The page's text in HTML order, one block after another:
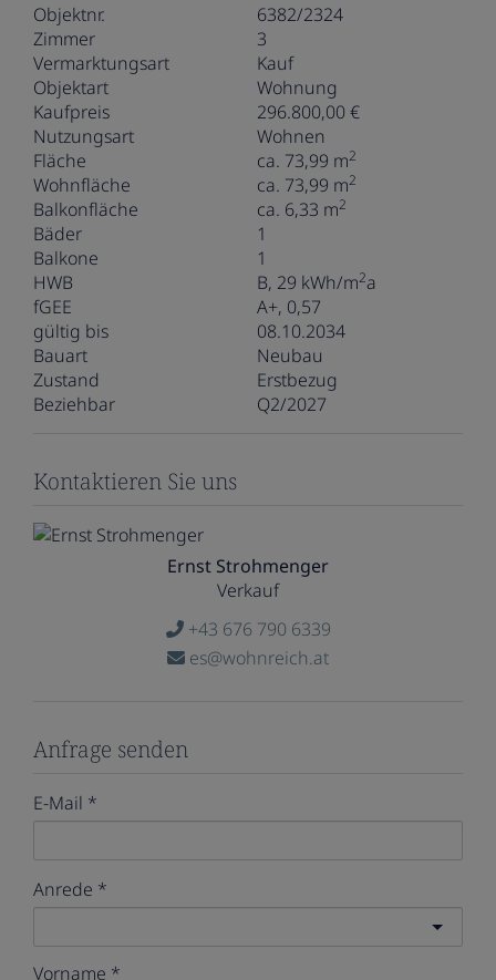
Objektnr.
6382/2324
Zimmer
3
Vermarktungsart
Kauf
Objektart
Wohnung
Kaufpreis
296.800,00 €
Nutzungsart
Wohnen
Fläche
ca. 73,99 m2
Wohnfläche ca. 73,99 m2
Balkonfläche ca. 6,33 m2
Bäder
1
Balkone
1
HWB
B, 29 kWh/m2a
fGEE
A+, 0,57
gültig bis
08.10.2034
Bauart
Neubau
Zustand
Erstbezug
Beziehbar
Q2/2027
Kontaktieren Sie uns
Ernst Strohmenger
Verkauf
+43 676 790 6339
es@wohnreich.at
Anfrage senden
E-Mail
Anrede
Vorname